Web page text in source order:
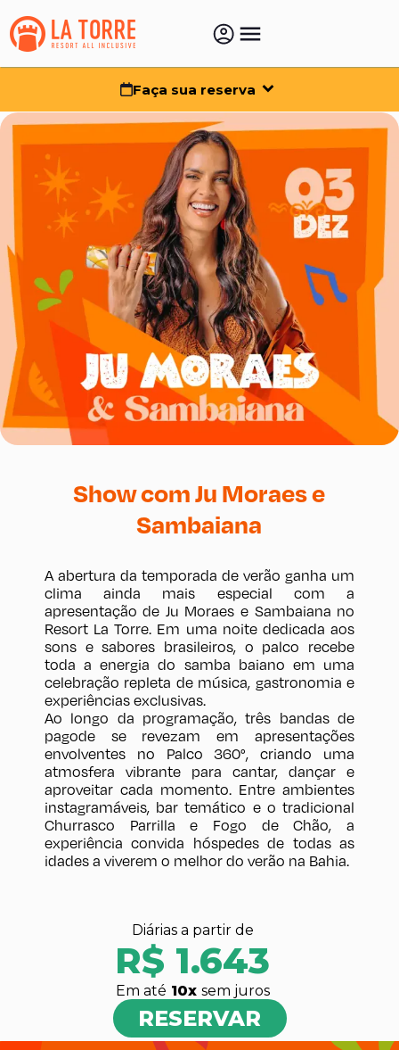
Faça sua reserva
Show com Ju Moraes e
Sambaiana
A abertura da temporada de verão ganha um
clima ainda mais especial com a
apresentação de Ju Moraes e Sambaiana no
Resort La Torre. Em uma noite dedicada aos
sons e sabores brasileiros, o palco recebe
toda a energia do samba baiano em uma
celebração repleta de música, gastronomia e
experiências exclusivas.
Ao longo da programação, três bandas de
pagode se revezam em apresentações
envolventes no Palco 360°, criando uma
atmosfera vibrante para cantar, dançar e
aproveitar cada momento. Entre ambientes
instagramáveis, bar temático e o tradicional
Churrasco Parrilla e Fogo de Chão, a
experiência convida hóspedes de todas as
idades a viverem o melhor do verão na Bahia.
Diárias a partir de
R$ 1.643
Em até 10x sem juros
RESERVAR